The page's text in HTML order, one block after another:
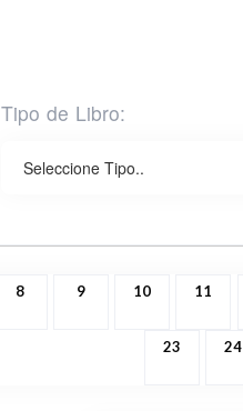
Tipo de Libro:
8 9 10 11
23 24